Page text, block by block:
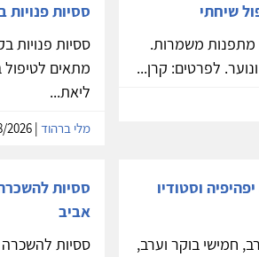
שיחתי
מתפנות משמרות.
לפרטים: קרן...
ססיות
ססיות פנויות
ליאת...
מלי ברהוד| 6/8/2026
וסטודיו
חמישי בוקר וערב,
ססיות
אביב
ססיות